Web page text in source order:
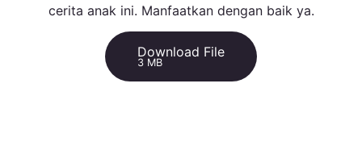
cerita anak ini. Manfaatkan dengan baik ya.
Download File
3 MB